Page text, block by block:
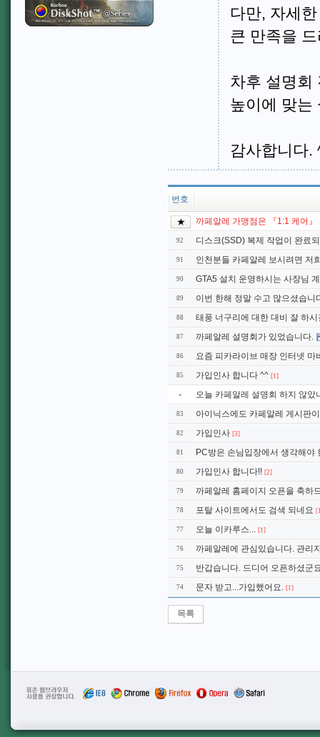
다만, 자세
큰 만족을
차후 설명회
높이에 맞는
감사합니다.
번호
까페알레 가맹점은 『1:1 케어
92 디스크(SSD) 복제 작업이 완료
91 인천분들 카페알레 보시려면 저
90 GTA5 설치 운영하시는 사장님
89 이번 한해 정말 수고 많으셨습
88 태풍 너구리에 대한 대비 잘 하시
87 까페알레 설명회가 있었습니다.
86 요즘 피카라이브 매장 인터넷 마
85 가입인사 합니다 ^^ [1]
» 오늘 카페알레 설명회 하지 않았
83 아이닉스에도 카페알레 게시판
82 가입인사 [3]
81 PC방은 손님입장에서 생각해야
80 가입인사 합니다!! [2]
79 까페알레 홈페이지 오픈을 축하
78 포탈 사이트에서도 검색 되네요
77 오늘 이카루스... [1]
76 까페알레에 관심있습니다. 관리
75 반갑습니다. 드디어 오픈하셨군
74 문자 받고...가입했어요. [1]
목록